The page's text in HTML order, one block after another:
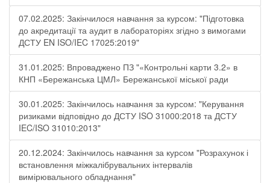
07.02.2025: Закінчилося навчання за курсом: "Підготовка
до акредитації та аудит в лабораторіях згідно з вимогами
ДСТУ EN ISO/IEC 17025:2019"
31.01.2025: Впроваджено ПЗ "«Контрольні карти 3.2» в
КНП «Бережанська ЦМЛ» Бережанської міської ради
30.01.2025: Закінчилось навчання за курсом: "Керування
ризиками відповідно до ДСТУ ISO 31000:2018 та ДСТУ
IEC/ISO 31010:2013"
20.12.2024: Закінчилось навчання за курсом "Розрахунок і
встановлення міжкалібрувальних інтервалів
вимірювального обладнання"